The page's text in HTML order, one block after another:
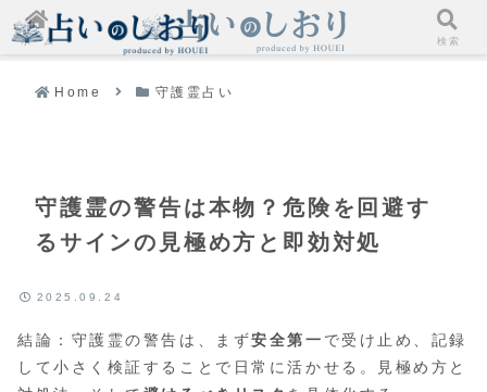
Home 守護霊占い
守護霊の警告は本物？危険を回避す
るサインの見極め方と即効対処
2025.09.24
結論：守護霊の警告は、まず安全第一 で受け止め、記録
して小さく検証することで日常に活かせる。見極め方と
ホーム 検索